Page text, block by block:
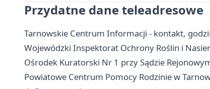
Przydatne dane teleadresowe
Tarnowskie Centrum Informacji - kontakt,
Wojewódzki Inspektorat Ochrony Roślin i
Ośrodek Kuratorski Nr 1 przy Sądzie
Powiatowe Centrum Pomocy Rodzinie w